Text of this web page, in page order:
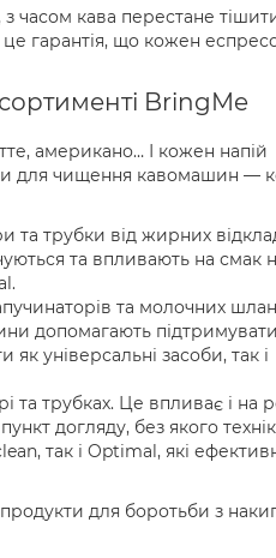
часом кава перестане
гарантія, що кожен
BringMe
американо… І кожен напій
для чищення кавомашин —
трубки від жирних
та впливають на смак
та молочних
допомагають підтримувати
універсальні засоби, так і
та трубках. Це впливає і на
догляду, без якого
так і Optimal, які
для боротьби з